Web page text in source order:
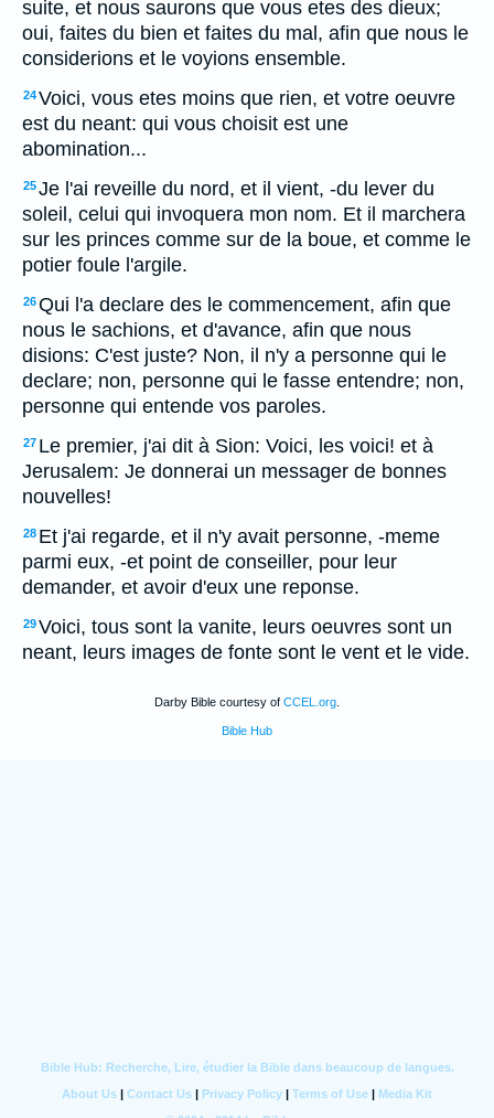
suite, et nous saurons que vous etes des dieux;
oui, faites du bien et faites du mal, afin que nous le
considerions et le voyions ensemble.
24Voici, vous etes moins que rien, et votre oeuvre
est du neant: qui vous choisit est une
abomination...
25Je l'ai reveille du nord, et il vient, -du lever du
soleil, celui qui invoquera mon nom. Et il marchera
sur les princes comme sur de la boue, et comme le
potier foule l'argile.
26Qui l'a declare des le commencement, afin que
nous le sachions, et d'avance, afin que nous
disions: C'est juste? Non, il n'y a personne qui le
declare; non, personne qui le fasse entendre; non,
personne qui entende vos paroles.
27 Le premier, j'ai dit à Sion: Voici, les voici! et à
Jerusalem: Je donnerai un messager de bonnes
nouvelles!
28 Et j'ai regarde, et il n'y avait personne, -meme
parmi eux, -et point de conseiller, pour leur
demander, et avoir d'eux une reponse.
29Voici, tous sont la vanite, leurs oeuvres sont un
neant, leurs images de fonte sont le vent et le vide.
Darby Bible courtesy of CCEL.org
Bible Hub